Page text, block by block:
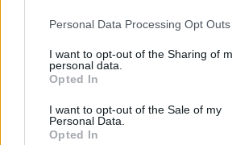
Personal Data Processing Opt Outs
I want to opt-out of the Sharing of
personal data.
Opted In
I want to opt-out of the Sale of my
Personal Data.
Opted In
L’Observatori de
recerca sobre